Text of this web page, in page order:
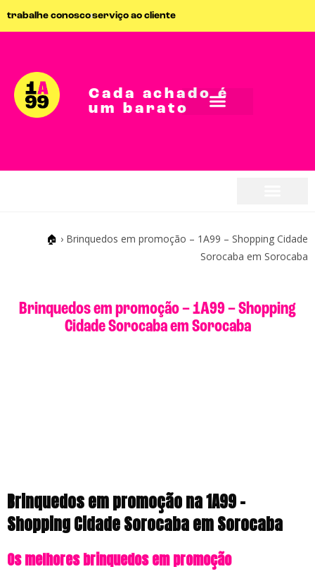
trabalhe conoscoserviço ao cliente
Cada achado é
um barato
🏠 › Brinquedos em promoção – 1A99 – Shopping Cidade
Sorocaba em Sorocaba
Brinquedos em promoção – 1A99 – Shopping
Cidade Sorocaba em Sorocaba
Brinquedos em promoção na 1A99 –
Shopping Cidade Sorocaba em Sorocaba
Os melhores brinquedos em promoção